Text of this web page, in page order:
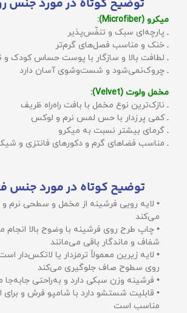
توضیح کوتاه در مورد جنس
میکرو (Microfiber):
ـ پارچه‌ای سبک و تنفّس‌پذیر
ـ خنک و مناسب فصل‌های گرم‌تر
ـ لطافت بالا و سازگار با پوست حساس کودک و
ـ چروک‌نمی‌شود و شست‌وشوی آسان دارد
مخمل ولوت (Velvet):
ـ نازک‌ترین نوع مخمل با بافت راه‌راه ظریف
ـ کمی پرزدار با حس لمس نرم و لوکس
ـ گرمای بیشتر نسبت به میکرو
ـ مناسب فضاهای گرم و دکورهای فانتزی و
توضیح کوتاه در مورد جنس
• لایه رویی فرشینه از مخمل و سطحی نرم و
می‌کند
• چاپ طرح روی فرشینه با وضوح بالا
شفاف و ماندگار باقی می‌مانند
• لایه زیرین معمولاً ترمزدار یا لاتکس‌دار
روی سطوح صاف جلوگیری می‌کند
• فرشینه وزن سبکی دارد و به‌راحتی
• قابلیت شستشو دارد با شامپو فرش و برای
مناسب است